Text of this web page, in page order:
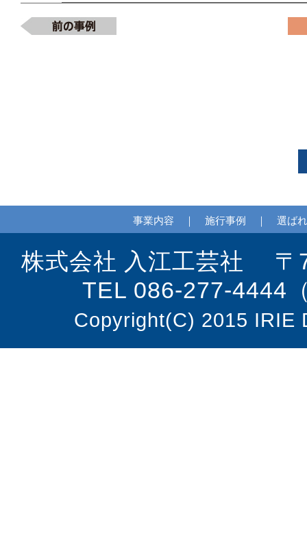
事業内容 ｜ 施行事例 ｜ 選ば
株式会社 入江工芸社
TEL 086-277-4444
Copyright(C) 2015 IRIE